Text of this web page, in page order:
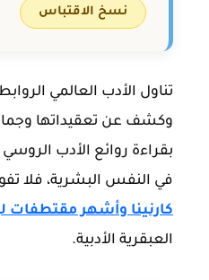
نسخ الاقتباس
تناول الأدب العالمي
وكشف عن تعقيداتها
بقراءة روائع الأدب
في النفس البشرية، فلا
كارنينا وأشهر مقتطفات
العبقرية الأدبية.